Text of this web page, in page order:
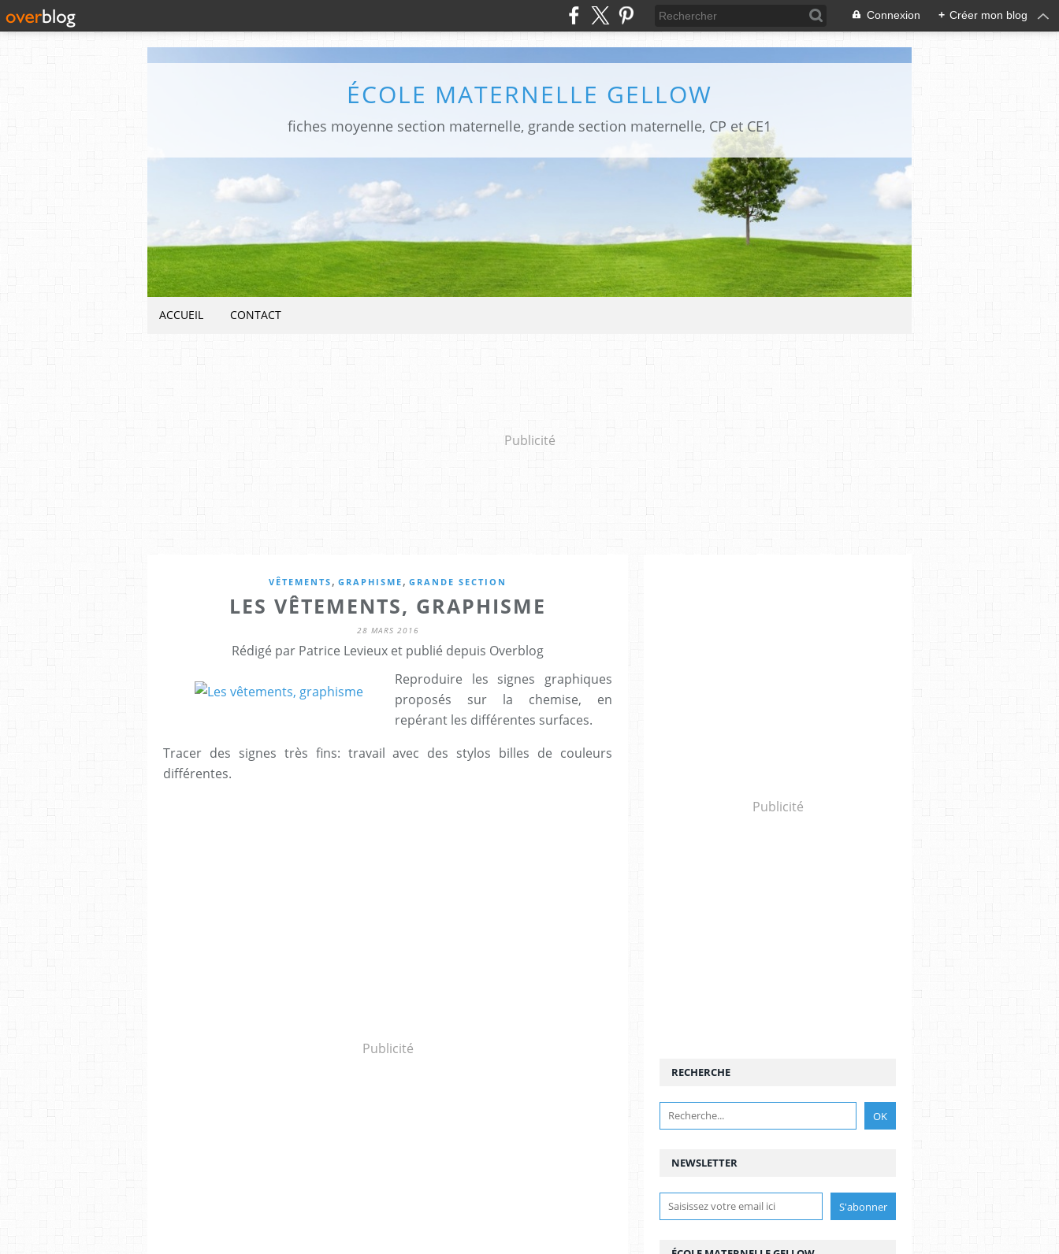
Connexion + Créer mon blog
ÉCOLE MATERNELLE GELLOW
fiches moyenne section maternelle, grande section maternelle, CP et CE1
ACCUEIL CONTACT
Publicité
VÊTEMENTS , GRAPHISME , GRANDE SECTION
LES VÊTEMENTS, GRAPHISME
28 MARS 2016
Rédigé par Patrice Levieux et publié depuis Overblog
Reproduire les signes graphiques
proposés sur la chemise, en
repérant les différentes surfaces.
Tracer des signes très fins: travail avec des stylos billes de couleurs
différentes.
Publicité
Publicité
NEWSLETTER
RECHERCHE